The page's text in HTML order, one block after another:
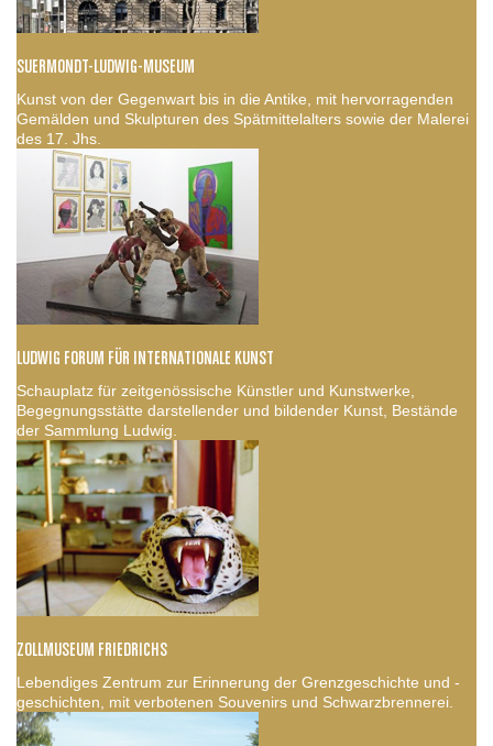
SUERMONDT-LUDWIG-MUSEUM
Kunst von der Gegenwart bis in die Antike, mit hervorragenden
Gemälden und Skulpturen des Spätmittelalters sowie der Malerei
des 17. Jhs.
LUDWIG FORUM FÜR INTERNATIONALE KUNST
Schauplatz für zeitgenössische Künstler und Kunstwerke,
Begegnungsstätte darstellender und bildender Kunst, Bestände
der Sammlung Ludwig.
ZOLLMUSEUM FRIEDRICHS
Lebendiges Zentrum zur Erinnerung der Grenzgeschichte und -
geschichten, mit verbotenen Souvenirs und Schwarzbrennerei.